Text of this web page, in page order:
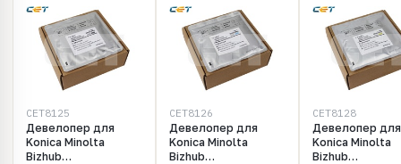
CET8125
Девелопер для
Konica Minolta
Bizhub
CET8126
Девелопер для
Konica Minolta
Bizhub
CET8128
Девелопер для
Konica Minolta
Bizhub